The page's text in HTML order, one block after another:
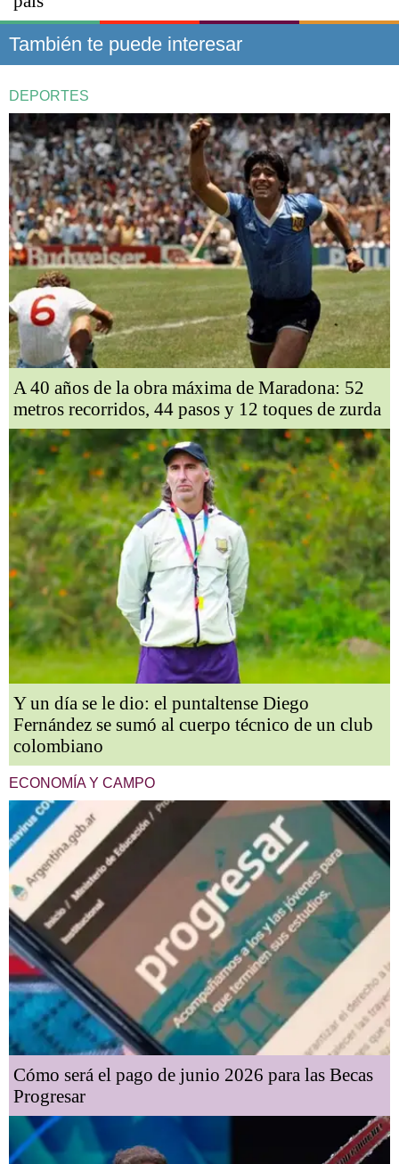
También te puede interesar
DEPORTES
A 40 años de la obra máxima de Maradona: 52
metros recorridos, 44 pasos y 12 toques de zurda
Y un día se le dio: el puntaltense Diego
Fernández se sumó al cuerpo técnico de un club
colombiano
ECONOMÍA Y CAMPO
Cómo será el pago de junio 2026 para las Becas
Progresar